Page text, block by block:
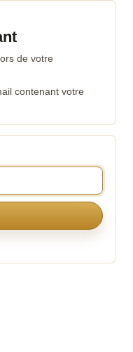
de votre
contenant votre